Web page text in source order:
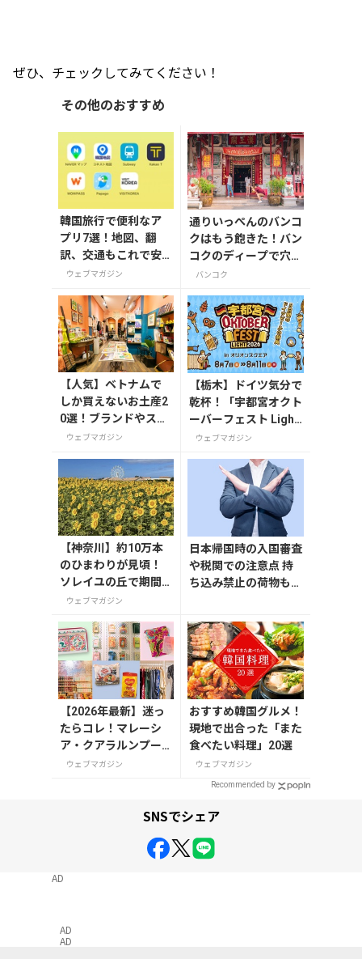
ぜひ、チェックしてみてください！
その他のおすすめ
韓国旅行で便利なア
プリ7選！地図、翻
訳、交通もこれで安
心ウェブマガジン
通りいっぺんのバンコ
クはもう飽きた！バン
コクのディープで穴場
のおすすめスポットは
バンコク
【人気】ベトナムで
しか買えないお土産2
0選！ブランドやスー
パーのお菓子や雑貨
ウェブマガジン
【栃木】ドイツ気分で
乾杯！「宇都宮オクト
ーバーフェスト Light
2026」が8月7日から
ウェブマガジン
【神奈川】約10万本
のひまわりが見頃！
ソレイユの丘で期間
限定「ひまわりグル
ウェブマガジン
日本帰国時の入国審査
や税関での注意点 持
ち込み禁止の荷物も解
【2026年最新】迷っ
たらコレ！マレーシ
ア・クアラルンプー
ルで絶対買いたいお
ウェブマガジン
おすすめ韓国グルメ！
現地で出合った「また
食べたい料理」20選
ウェブマガジン
Recommended by
SNSでシェア
AD
AD
AD